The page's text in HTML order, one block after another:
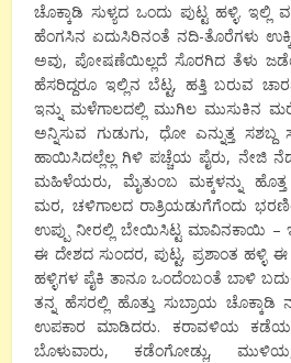
ಚೊಕ್ಕಾಡಿ ಸುಳ್ಯದ ಒಂದು ಪುಟ್ಟ ಹಳ್ಳಿ.
ಹೆಂಗಸಿನ ಏದುಸಿರಿನಂತೆ ನದಿ-ತೊರೆಗಳು
ಅವು, ಪೋಷಣೆಯಿಲ್ಲದೆ ಸೊರಗಿದ ತೆಳು
ಹೆಸರಿದ್ದರೂ ಇಲ್ಲಿನ ಬೆಟ್ಟ, ಹತ್ತಿ ಬರುವ
ಇನ್ನು ಮಳೆಗಾಲದಲ್ಲಿ ಮುಗಿಲ ಮುಸುಕಿನ
ಅನ್ನಿಸುವ ಗುಡುಗು, ಧೋ ಎನ್ನುತ್ತ
ಹಾಯಿಸಿದಲ್ಲೆಲ್ಲ ಗಿಳಿ ಪಚ್ಚೆಯ ಪೈರು, ನೇಜಿ
ಮಹಿಳೆಯರು, ಮೈತುಂಬ ಮಕ್ಕಳನ್ನು
ಮರ, ಚಳಿಗಾಲದ ರಾತ್ರಿಯಡುಗೆಗೆಂದು
ಉಪ್ಪು ನೀರಲ್ಲಿ ಬೇಯಿಸಿಟ್ಟ ಮಾವಿನಕಾಯಿ –
ಈ ದೇಶದ ಸುಂದರ, ಪುಟ್ಟ, ಪ್ರಶಾಂತ ಹಳ್ಳಿ
ಹಳ್ಳಿಗಳ ಪೈಕಿ ತಾನೂ ಒಂದೆಂಬಂತೆ ಬಾಳಿ
ತನ್ನ ಹೆಸರಲ್ಲಿ ಹೊತ್ತು ಸುಬ್ರಾಯ
ಉಪಕಾರ ಮಾಡಿದರು. ಕರಾವಳಿಯ
ಬೊಳುವಾರು, ಕಡೆಂಗೋಡ್ಲು,